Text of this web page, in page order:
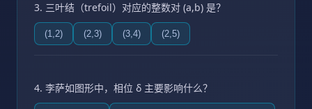
3. 三叶结（trefoil）对应的整数对 (a,b) 是？
(1,2) (2,3) (3,4) (2,5)
4. 李萨如图形中，相位 δ 主要影响什么？